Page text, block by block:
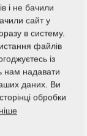
і не бачили
сайт у
в систему.
файлів
із
нам надавати
даних. Ви
обробки